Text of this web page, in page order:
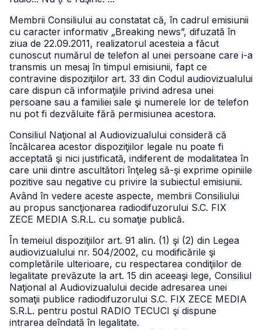
Membrii Consiliului au constatat că, în cadrul emisiunii
cu caracter informativ „Breaking news”, difuzată în
ziua de 22.09.2011, realizatorul acesteia a făcut
cunoscut numărul de telefon al unei persoane care i-a
transmis un mesaj în timpul emisiunii, fapt ce
contravine dispoziţiilor art. 33 din Codul audiovizualului
care dispun că informaţiile privind adresa unei
persoane sau a familiei sale şi numerele lor de telefon
nu pot fi dezvăluite fără permisiunea acestora.
Consiliul Naţional al Audiovizualului consideră că
încălcarea acestor dispoziţiilor legale nu poate fi
acceptată şi nici justificată, indiferent de modalitatea în
care unii dintre ascultători înţeleg să-şi exprime opiniile
pozitive sau negative cu privire la subiectul emisiunii.
Având în vedere aceste aspecte, membrii Consiliului
au propus sancţionarea radiodifuzorului S.C. FIX
ZECE MEDIA S.R.L. cu somaţie publică.
În temeiul dispoziţiilor art. 91 alin. (1) şi (2) din Legea
audiovizualului nr. 504/2002, cu modificările şi
completările ulterioare, cu respectarea condiţiilor de
legalitate prevăzute la art. 15 din aceeaşi lege, Consiliul
Naţional al Audiovizualului decide adresarea unei
somaţii publice radiodifuzorului S.C. FIX ZECE MEDIA
S.R.L. pentru postul RADIO TECUCI şi dispune
intrarea deîndată în legalitate.